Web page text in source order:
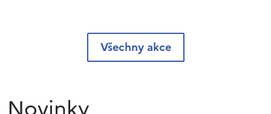
Všechny akce